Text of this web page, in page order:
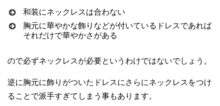
和装にネックレスは合わない
胸元に華やかな飾りなどが付いているドレスであれば
それだけで華やかさがある
ので必ずネックレスが必要というわけではないでしょう。
逆に胸元に飾りがついたドレスにさらにネックレスをつけ
ることで派手すぎてしまう事もあります。